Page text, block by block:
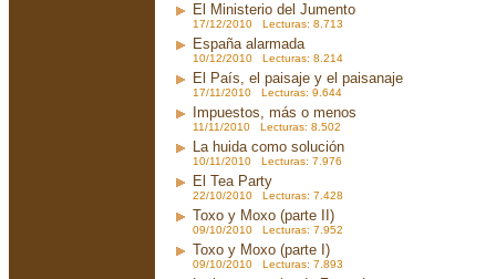
El Ministerio del Jumento
17/12/2010 Lecturas: 8.713
España alarmada
10/12/2010 Lecturas: 8.214
El País, el paisaje y el paisanaje
17/11/2010 Lecturas: 9.644
Impuestos, más o menos
11/11/2010 Lecturas: 8.502
La huida como solución
10/11/2010 Lecturas: 7.976
El Tea Party
22/10/2010 Lecturas: 7.428
Toxo y Moxo (parte II)
09/10/2010 Lecturas: 7.952
Toxo y Moxo (parte I)
09/10/2010 Lecturas: 7.893